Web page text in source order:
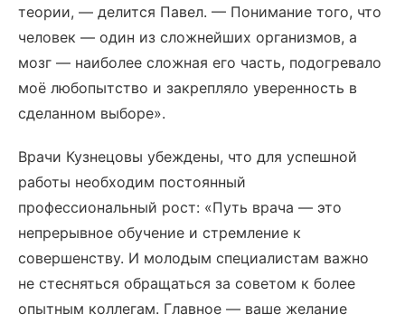
теории, — делится Павел. — Понимание того, что
человек — один из сложнейших организмов, а
мозг — наиболее сложная его часть, подогревало
моё любопытство и закрепляло уверенность в
сделанном выборе».
Врачи Кузнецовы убеждены, что для успешной
работы необходим постоянный
профессиональный рост: «Путь врача — это
непрерывное обучение и стремление к
совершенству. И молодым специалистам важно
не стесняться обращаться за советом к более
опытным коллегам. Главное — ваше желание